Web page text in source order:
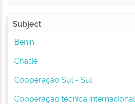
Subject
Benin
Chade
Cooperação Sul - Sul
Cooperação técnica internacional